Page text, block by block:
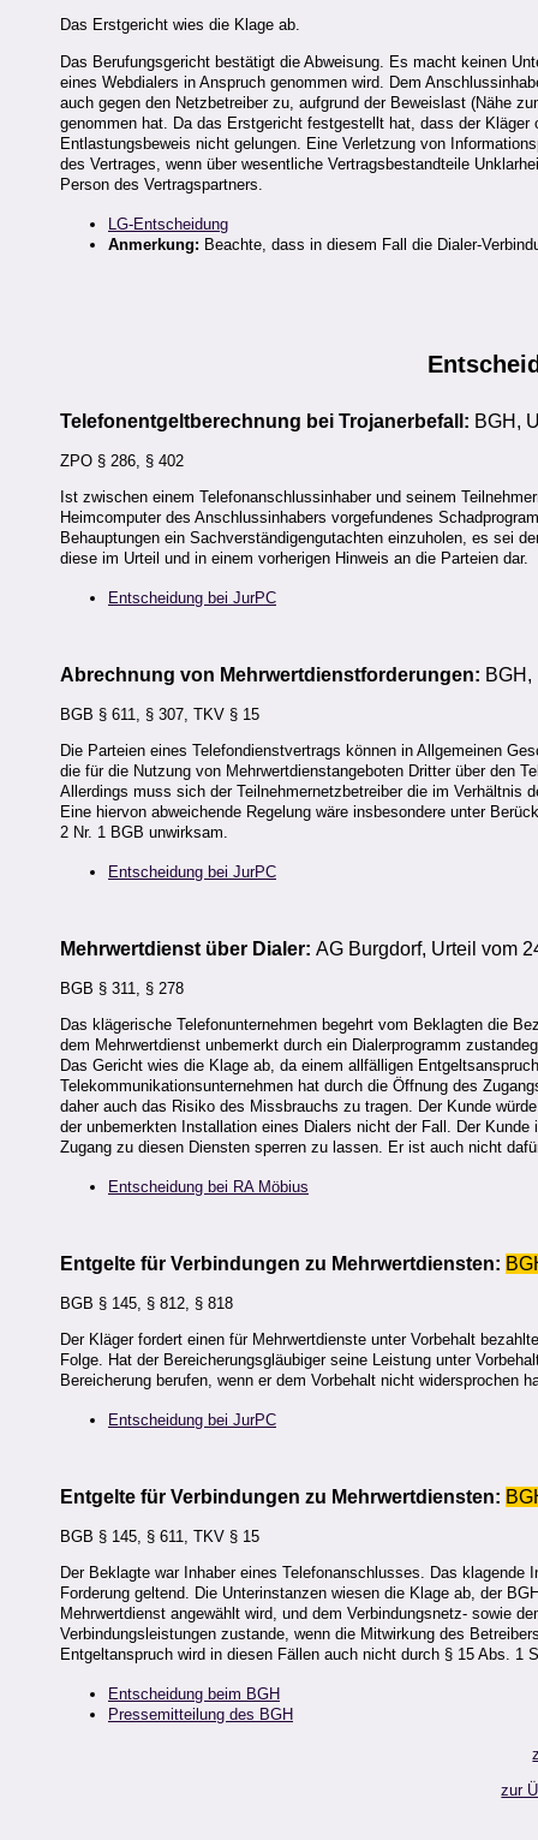
Das Erstgericht wies die Klage ab.
Das Berufungsgericht bestätigt die Abweisung. Es macht keinen
eines Webdialers in Anspruch genommen wird. Dem
auch gegen den Netzbetreiber zu, aufgrund der Beweislast (Nähe
genommen hat. Da das Erstgericht festgestellt hat, dass der
Entlastungsbeweis nicht gelungen. Eine Verletzung von
des Vertrages, wenn über wesentliche Vertragsbestandteile
Person des Vertragspartners.
LG-Entscheidung
Anmerkung: Beachte, dass in diesem Fall die Dialer-
Telefonentgeltberechnung bei Trojanerbefall: BGH,
ZPO § 286, § 402
Ist zwischen einem Telefonanschlussinhaber und seinem
Heimcomputer des Anschlussinhabers vorgefundenes
Behauptungen ein Sachverständigengutachten einzuholen, es sei
diese im Urteil und in einem vorherigen Hinweis an die Parteien dar.
Entscheidung bei JurPC
Abrechnung von Mehrwertdienstforderungen: BGH,
BGB § 611, § 307, TKV § 15
Die Parteien eines Telefondienstvertrags können in Allgemeinen
die für die Nutzung von Mehrwertdienstangeboten Dritter über den
Allerdings muss sich der Teilnehmernetzbetreiber die im Verhältnis
Eine hiervon abweichende Regelung wäre insbesondere unter
2 Nr. 1 BGB unwirksam.
Entscheidung bei JurPC
Mehrwertdienst über Dialer: AG Burgdorf, Urteil vom
BGB § 311, § 278
Das klägerische Telefonunternehmen begehrt vom Beklagten die
dem Mehrwertdienst unbemerkt durch ein Dialerprogramm
Das Gericht wies die Klage ab, da einem allfälligen
Telekommunikationsunternehmen hat durch die Öffnung des
daher auch das Risiko des Missbrauchs zu tragen. Der Kunde
der unbemerkten Installation eines Dialers nicht der Fall. Der
Zugang zu diesen Diensten sperren zu lassen. Er ist auch nicht
Entscheidung bei RA Möbius
Entgelte für Verbindungen zu Mehrwertdiensten:
BGB § 145, § 812, § 818
Der Kläger fordert einen für Mehrwertdienste unter Vorbehalt
Folge. Hat der Bereicherungsgläubiger seine Leistung unter
Bereicherung berufen, wenn er dem Vorbehalt nicht widersprochen
Entscheidung bei JurPC
Entgelte für Verbindungen zu Mehrwertdiensten:
BGB § 145, § 611, TKV § 15
Der Beklagte war Inhaber eines Telefonanschlusses. Das
Forderung geltend. Die Unterinstanzen wiesen die Klage ab, der
Mehrwertdienst angewählt wird, und dem Verbindungsnetz- sowie
Verbindungsleistungen zustande, wenn die Mitwirkung des
Entgeltanspruch wird in diesen Fällen auch nicht durch § 15 Abs. 1
Entscheidung beim BGH
Pressemitteilung des BGH
zur